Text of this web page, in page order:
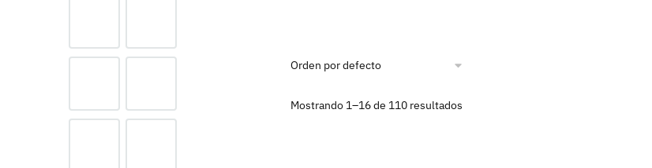
Mostrando 1–16 de 110 resultados